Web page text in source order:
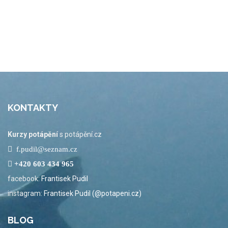
KONTAKTY
Kurzy potápěnís potápění.cz
f.pudil@seznam.cz
+420 603 434 965
facebook: Frantisek Pudil
instagram: Frantisek Pudil (@potapeni.cz)
BLOG